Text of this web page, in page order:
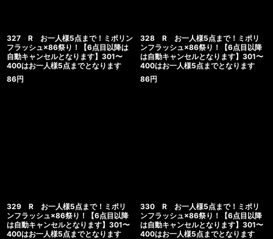
327 R お一人様5点まで！ミポリン
フラッシュ×86祭り！【6点目以降は
自動キャンセルとなります】301〜
400はお一人様5点までとなります
86円
328 R お一人様5点まで！ミポリ
ンフラッシュ×86祭り！【6点目以降
は自動キャンセルとなります】301〜
400はお一人様5点までとなります
86円
329 R お一人様5点まで！ミポリ
ンフラッシュ×86祭り！【6点目以降
は自動キャンセルとなります】301〜
400はお一人様5点までとなります
330 R お一人様5点まで！ミポリ
ンフラッシュ×86祭り！【6点目以降
は自動キャンセルとなります】301〜
400はお一人様5点までとなります